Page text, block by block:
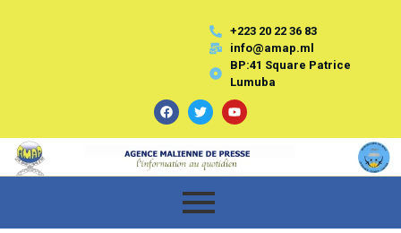
+223 20 22 36 83
info@amap.ml
BP:41 Square Patrice
Lumuba